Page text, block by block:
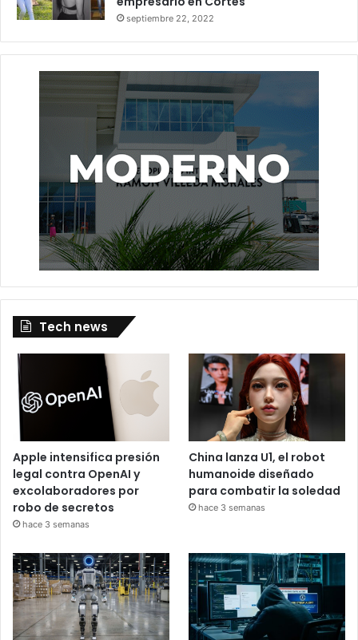
septiembre 22, 2022
Tech news
Apple intensifica presión
legal contra OpenAI y
excolaboradores por
robo de secretos
hace 3 semanas
China lanza U1, el robot
humanoide diseñado
para combatir la soledad
hace 3 semanas